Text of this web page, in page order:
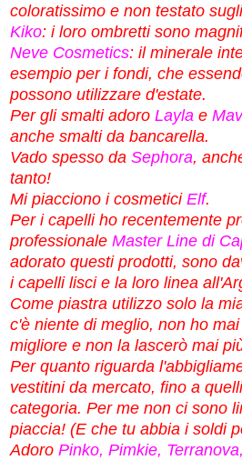
coloratissimo e non testato
Kiko: i loro ombretti sono
Neve Cosmetics: il minerale
esempio per i fondi, che
possono utilizzare d'estate.
Per gli smalti adoro Layla e
anche smalti da bancarella.
Vado spesso da Sephora,
tanto!
Mi piacciono i cosmetici Elf.
Per i capelli ho recentemente
professionale Master Line di
adorato questi prodotti, sono
i capelli lisci e la loro linea
Come piastra utilizzo solo la
c'è niente di meglio, non ho
migliore e non la lascerò mai
Per quanto riguarda
vestitini da mercato, fino a
categoria. Per me non ci sono
piaccia! (E che tu abbia i soldi
Adoro Pinko, Pimkie,